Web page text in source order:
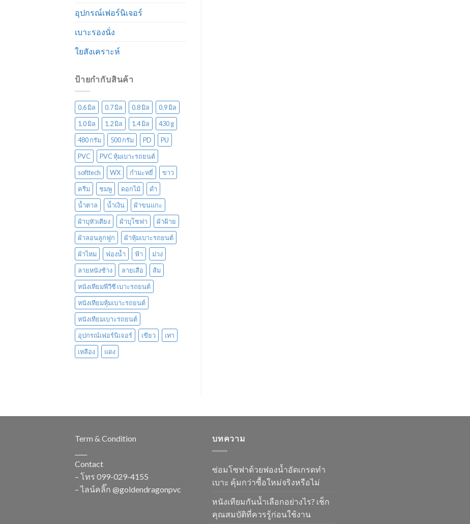
อุปกรณ์เฟอร์นิเจอร์
เบาะรองนั่ง
ใยสังเคราะห์
ป้ายกำกับสินค้า
0.6 มิล 0.7 มิล 0.8 มิล
0.9 มิล
1.0 มิล
1.2 มิล 1.4 มิล
430 g
480 กรัม
500 กรัม PD
PU
PVC
PVC หุ้มเบาะรถยนต์
softtech
WX กำมะหยี่
ขาว
ครีม
ชมพู ดอกไม้
ดำ
น้ำตาล
น้ำเงิน
ผ้าขนแกะ
ผ้าบุหัวเตียง
ผ้าบุโซฟา
ผ้าฝ้าย
ผ้าลอนลูกฟูก
ผ้าหุ้มเบาะรถยนต์
ผ้าไหม
ฟองน้ำ ฟ้า
ม่วง
ลายหนังช้าง
ลายเสือ
ส้ม
หนังเทียมพีวีซี เบาะรถยนต์
หนังเทียมหุ้มเบาะรถยนต์
หนังเทียมเบาะรถยนต์
อุปกรณ์เฟอร์นิเจอร์
เขียว
เทา
เหลือง
แดง
Term & Condition
Contact
– โทร 099-029-4155
– ไลน์คลิ๊ก @goldendragonpvc
บทความ
ซ่อมโซฟาด้วยฟองน้ำอัดเกรดทำ
เบาะ คุ้มกว่าซื้อใหม่จริงหรือไม่
หนังเทียมกันน้ำเลือกอย่างไร? เช็ก
คุณสมบัติที่ควรรู้ก่อนใช้งาน